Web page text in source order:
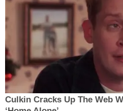
Culkin Cracks Up The Web